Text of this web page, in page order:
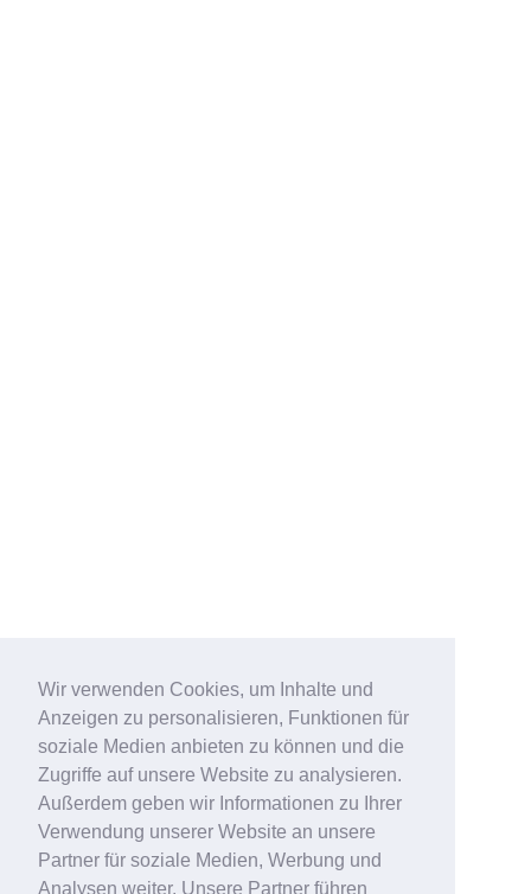
Wir verwenden Cookies, um Inhalte und
Anzeigen zu personalisieren, Funktionen für
soziale Medien anbieten zu können und die
Zugriffe auf unsere Website zu analysieren.
Außerdem geben wir Informationen zu Ihrer
Verwendung unserer Website an unsere
Partner für soziale Medien, Werbung und
Analysen weiter. Unsere Partner führen